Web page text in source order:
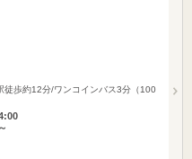
徒歩約12分/ワンコインバス3分（100